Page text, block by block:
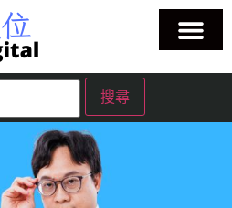
漫遊網路數位世界